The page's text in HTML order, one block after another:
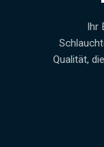
Ihr
Qualität,